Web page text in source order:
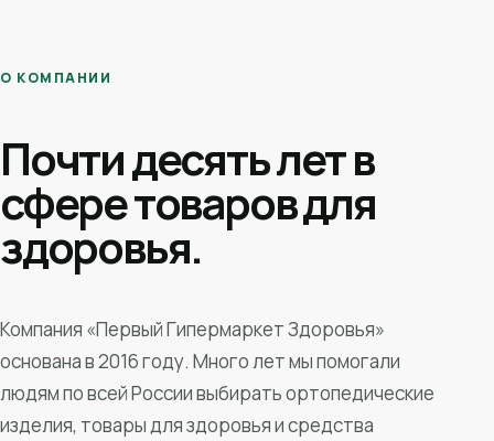
О КОМПАНИИ
Почти десять лет в
сфере товаров для
здоровья.
Компания «Первый Гипермаркет Здоровья»
основана в 2016 году. Много лет мы помогали
людям по всей России выбирать ортопедические
изделия, товары для здоровья и средства